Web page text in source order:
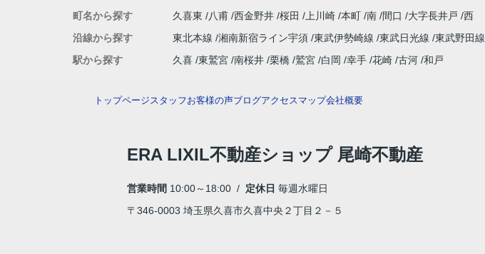
町名から探す
久喜東 八甫 西金野井 桜田 上川崎 本町 南 間口 大字長井戸 西
沿線から探す
東北本線 湘南新宿ライン宇須 東武伊勢崎線 東武日光線 東武野田線
駅から探す
久喜 東鷲宮 南桜井 栗橋 鷲宮 白岡 幸手 花崎 古河 和戸
トップページスタッフお客様の声ブログアクセスマップ会社概要
ERA LIXIL不動産ショップ 尾崎不動産
営業時間 10:00～18:00 / 定休日 毎週水曜日
〒346-0003 埼玉県久喜市久喜中央２丁目２－５